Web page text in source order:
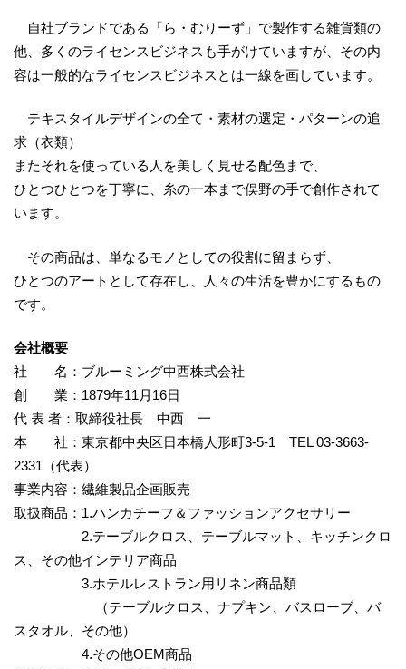
自社ブランドである「ら・むりーず」で製作する雑貨類の
他、多くのライセンスビジネスも手がけていますが、その内
容は一般的なライセンスビジネスとは一線を画しています。
テキスタイルデザインの全て・素材の選定・パターンの追
求（衣類）
またそれを使っている人を美しく見せる配色まで、
ひとつひとつを丁寧に、糸の一本まで俣野の手で創作されて
います。
その商品は、単なるモノとしての役割に留まらず、
ひとつのアートとして存在し、人々の生活を豊かにするもの
です。
会社概要
社 名：ブルーミング中西株式会社
創 業：1879年11月16日
代 表 者：取締役社長 中西 一
本 社：東京都中央区日本橋人形町3-5-1 TEL 03-3663-
2331（代表）
事業内容：繊維製品企画販売
取扱商品：1.ハンカチーフ＆ファッションアクセサリー
2.テーブルクロス、テーブルマット、キッチンクロ
ス、その他インテリア商品
3.ホテルレストラン用リネン商品類
（テーブルクロス、ナプキン、バスローブ、バ
スタオル、その他）
4.その他OEM商品